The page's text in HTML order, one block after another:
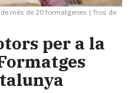
més de 20 formatgeries | Tros de
per a la